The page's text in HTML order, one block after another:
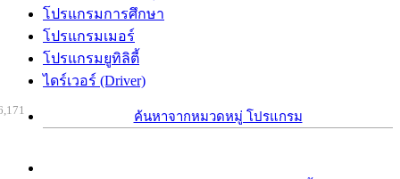
โปรแกรมการศึกษา
โปรแกรมเมอร์
โปรแกรมยูทิลิตี้
ไดร์เวอร์ (Driver)
ค้นหาจากหมวดหมู่ โปรแกรม